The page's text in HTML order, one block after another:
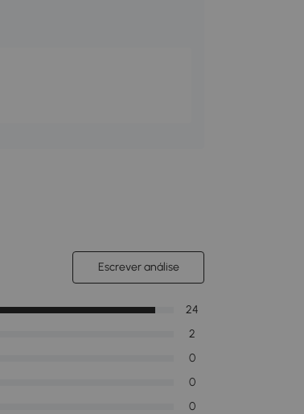
Escrever análise
0
0
0
2
24